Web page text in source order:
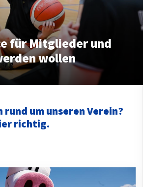
für Mitglieder und
wollen
rund um unseren Verein?
richtig.